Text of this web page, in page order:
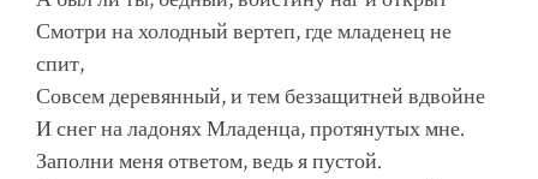
Смотри на холодный вертеп, где младенец не
спит,
Совсем деревянный, и тем беззащитней вдвойне
И снег на ладонях Младенца, протянутых мне.
Заполни меня ответом, ведь я пустой.